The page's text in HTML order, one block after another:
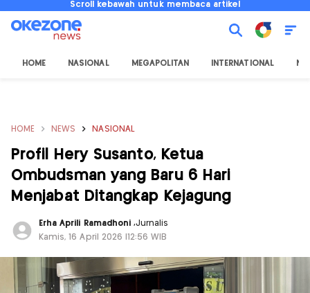
Scroll kebawah untuk membaca artikel
HOME NASIONAL MEGAPOLITAN INTERNATIONAL
HOME NEWS NASIONAL
Profil Hery Susanto, Ketua
Ombudsman yang Baru 6 Hari
Menjabat Ditangkap Kejagung
Erha Aprili Ramadhoni,Jurnalis
Kamis, 16 April 2026 |12:56 WIB